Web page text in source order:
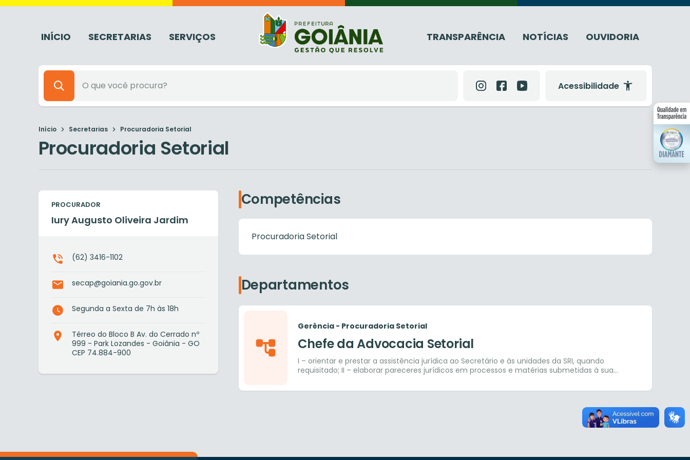
INÍCIO SECRETARIAS SERVIÇOS TRANSPARÊNCIA NOTÍCIAS OUVIDORIA
Acessibilidade
Início Secretarias Procuradoria Setorial
Procuradoria Setorial
PROCURADOR
Iury Augusto Oliveira Jardim
(62) 3416-1102
secap@goiania.go.gov.br
Segunda a Sexta de 7h às 18h
Térreo do Bloco B Av. do Cerrado nº
999 - Park Lozandes - Goiânia - GO
CEP 74.884-900
Competências
Procuradoria Setorial
Departamentos
Gerência - Procuradoria Setorial
Chefe da Advocacia Setorial
I – orientar e prestar a assistência jurídica ao Secretário e às unidades da SRI, quando
requisitado; II – elaborar pareceres jurídicos em processos e matérias submetidas à sua
e notificações do Poder Legislativo, Ministério Público, Tribunal de Contas dos Municípios,
Institucionais, resguardadas as competências inerentes à Procuradoria Geral do Município; IV
– acompanhar e adotar as medidas necessárias, em conjunto com toda secretaria, para o
atendimento de diligências e solicitações de ordem jurídica, cadastral e documental,